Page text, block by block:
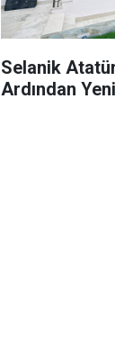
Selanik
Ardından